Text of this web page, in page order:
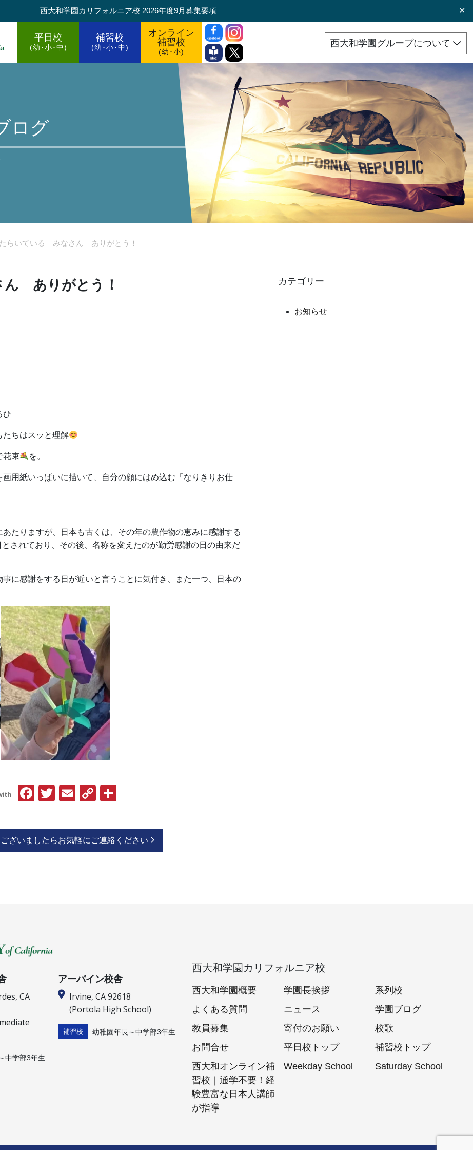
西大和学園カリフォルニア校 2026年度9月募集要項 ✕
平日校
(幼･小･中)
補習校
(幼･小･中)
オンライン
補習校
(幼･小)
西大和学園グループについて
ログ
らいている みなさん ありがとう！
ありがとう！
ひ
たちはスッと理解
花束 を。
用紙いっぱいに描いて、自分の顔にはめ込む「なりきりお仕
たりますが、日本も古くは、その年の農作物の恵みに感謝する
されており、その後、名称を変えたのが勤労感謝の日の由来だ
に感謝をする日が近いと言うことに気付き、また一つ、日本の
Facebook
Twitter
EmailCopy
ざいましたらお気軽にご連絡ください
カテゴリー
お知らせ
CA
中学部3年生
アーバイン校舎
Irvine, CA 92618
(Portola High School)
補習校 幼稚園年長～中学部3年生
西大和学園カリフォルニア校
西大和学園概要 学園長挨拶
系列校
よくある質問
ニュース
学園ブログ
教員募集
寄付のお願い
校歌
お問合せ
平日校トップ
補習校トップ
西大和オンライン補
習校｜通学不要！経
験豊富な日本人講師
が指導
Weekday School Saturday School